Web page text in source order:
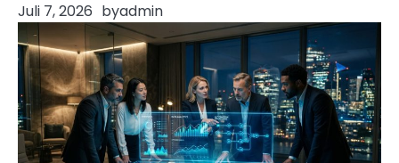
Juli 7, 2026 byadmin